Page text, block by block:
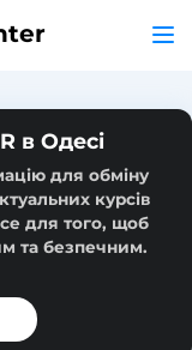
в Одесі
для обміну
курсів
для того, щоб
та безпечним.